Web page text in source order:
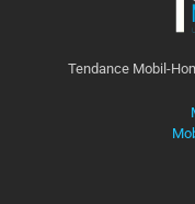
Tendance Mobil-